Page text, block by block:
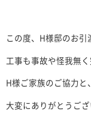
この度、H様邸のお引
工事も事故や怪我無
H様ご家族のご協力と
大変にありがとうござ